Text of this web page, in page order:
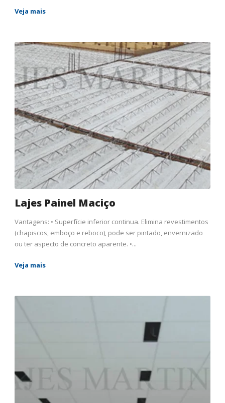
Veja mais
Lajes Painel Maciço
Vantagens: • Superfície inferior continua. Elimina revestimentos
(chapiscos, emboço e reboco), pode ser pintado, envernizado
ou ter aspecto de concreto aparente. •...
Veja mais